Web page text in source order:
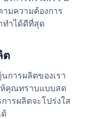
มความต้องการ
ทำได้ดีที่สุด
ต
การผลิตของเรา
ห้คุณทราบแบบสด
ารผลิตจะโปร่งใส